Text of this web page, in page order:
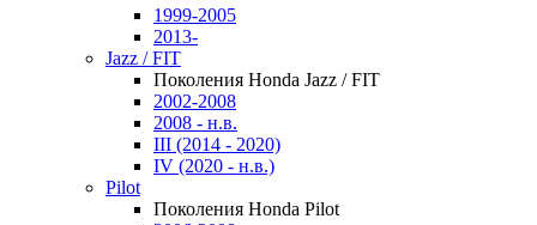
1999-2005
2013-
Jazz / FIT
Поколения Honda Jazz / FIT
2002-2008
2008 - н.в.
III (2014 - 2020)
IV (2020 - н.в.)
Pilot
Поколения Honda Pilot